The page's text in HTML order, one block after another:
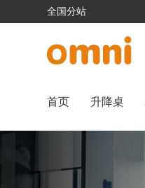
全国分站
首页 升降桌